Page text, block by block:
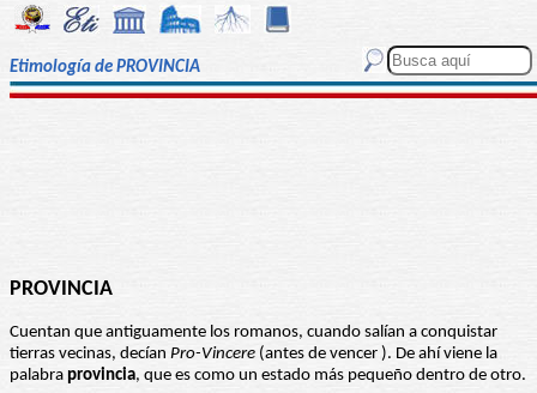
Etimología de PROVINCIA
PROVINCIA
Cuentan que antiguamente los romanos, cuando salían a conquistar
tierras vecinas, decían Pro-Vincere (antes de vencer ). De ahí viene la
palabra provincia, que es como un estado más pequeño dentro de otro.